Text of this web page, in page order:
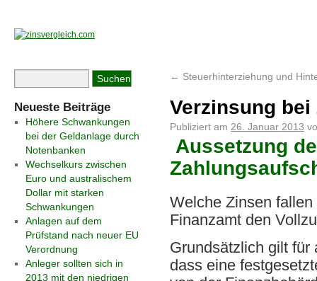
← Steuerhinterziehung und
Verzinsung
Publiziert am 26. Januar 2013
Aussetzung
Welche Zinsen
Finanzamt den
Grundsätzlich gilt für
dass eine
Neueste Beiträge
Höhere Schwankungen
bei der Geldanlage durch
Notenbanken
Wechselkurs zwischen
Euro und australischem
Dollar mit starken
Schwankungen
Anlagen auf dem
Prüfstand nach neuer EU
Verordnung
Anleger sollten sich in
2013 mit den niedrigen